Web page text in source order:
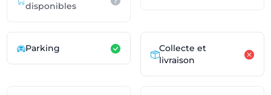
disponibles
Parking
Collecte et
livraison